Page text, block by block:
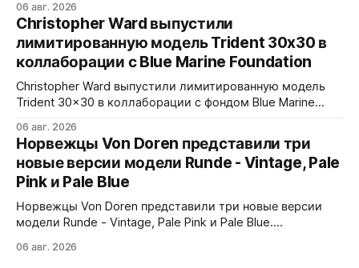
Верхняя часть корпуса выполнена из цельного блока
сапфира с призмой, отображающей прыгающие часы и
бегущие минуты вертикально. Подсветка C1 X1 BL
Super-LumiNova на индексах - впервые в истории
Digitrend дисплей светится в темноте.
06 авг. 2026
Christopher Ward выпустили
лимитированную модель Trident 30x30 в
коллаборации с Blue Marine Foundation
Christopher Ward выпустили лимитированную модель
Trident 30x30 в коллаборации с фондом Blue Marine
рисунок на циферблате имитирует морские приливы,
бирюзовый цвет и красная секундная стрелка отсылают
к окраске рыбы-попугая - символу кампании фонда
#FishForTomorrow. На задней крышке выгравирован
логотип 30x30. С продажи каждого экземпляра 30
06 авг. 2026
Норвежцы Von Doren представили три
новые версии модели Runde - Vintage, Pale
Pink и Pale Blue
Норвежцы Von Doren представили три новые версии
модели Runde - Vintage, Pale Pink и Pale Blue.
крышка гравирована как монета из Rundeskatten.
06 авг. 2026